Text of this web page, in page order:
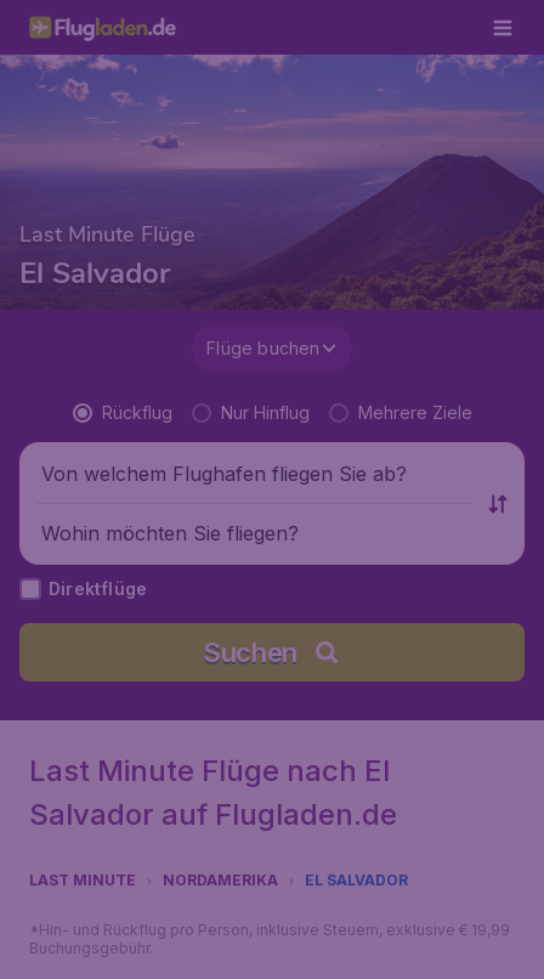
Last Minute Flüge
El Salvador
Flüge buchen
Rückflug Nur Hinflug Mehrere Ziele
Von welchem Flughafen fliegen Sie ab?
Wohin möchten Sie fliegen?
Direktflüge
Suchen
Last Minute Flüge nach El
Salvador auf Flugladen.de
LAST MINUTE NORDAMERIKA EL SALVADOR
*Hin- und Rückflug pro Person, inklusive Steuern, exklusive € 19,99
Buchungsgebühr.